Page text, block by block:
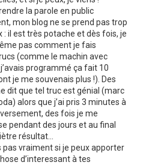
la parole en public
mon blog ne se prend pas trop
: il est très potache et dès fois, je
pas comment je fais
(comme le machin avec
programmé ça fait 10
je me souvenais plus !). Des
dit que tel truc est génial (marc
alors que j’ai pris 3 minutes à
des fois je me
pendant des jours et au final
résultat…
pas vraiment si je peux apporter
d’interessant à tes